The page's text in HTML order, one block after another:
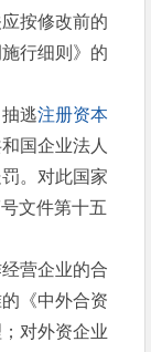
按修改前的
行细则》的
逃注册资本
国企业法人
。对此国家
文件第十五
营企业的合
《中外合资
对外资企业